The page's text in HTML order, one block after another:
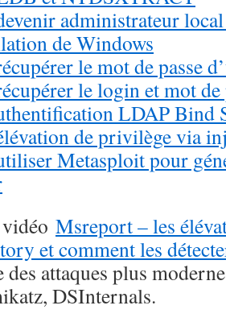
administrateur
de Windows
le mot de passe
le login et mot de
LDAP Bind
de privilège via
Metasploit pour
Msreport – les
et comment les
des attaques plus
DSInternals.